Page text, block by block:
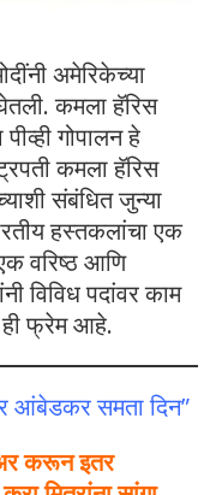
अमेरिकेच्या
कमला हॅरिस
गोपालन हे
कमला हॅरिस
संबंधित जुन्या
हस्तकलांचा एक
वरिष्ठ आणि
विविध पदांवर काम
ही फ्रेम आहे.
आंबेडकर समता दिन”
करून इतर